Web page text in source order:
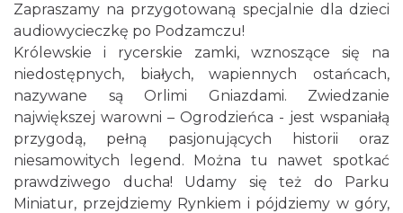
Zapraszamy na przygotowaną specjalnie dla dzieci
audiowycieczkę po Podzamczu!
Królewskie i rycerskie zamki, wznoszące się na
niedostępnych, białych, wapiennych ostańcach,
nazywane są Orlimi Gniazdami. Zwiedzanie
największej warowni – Ogrodzieńca - jest wspaniałą
przygodą, pełną pasjonujących historii oraz
niesamowitych legend. Można tu nawet spotkać
prawdziwego ducha! Udamy się też do Parku
Miniatur, przejdziemy Rynkiem i pójdziemy w góry,